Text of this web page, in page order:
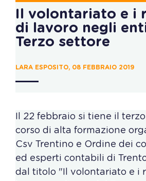
Il volontariato e i
di lavoro negli
Terzo settore
LARA ESPOSITO, 08 FEBBRAIO 2019
Il 22 febbraio si tiene il
corso di alta formazione
Csv Trentino e Ordine dei
ed esperti contabili di
dal titolo "Il volontariato e i